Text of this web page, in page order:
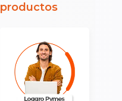
productos